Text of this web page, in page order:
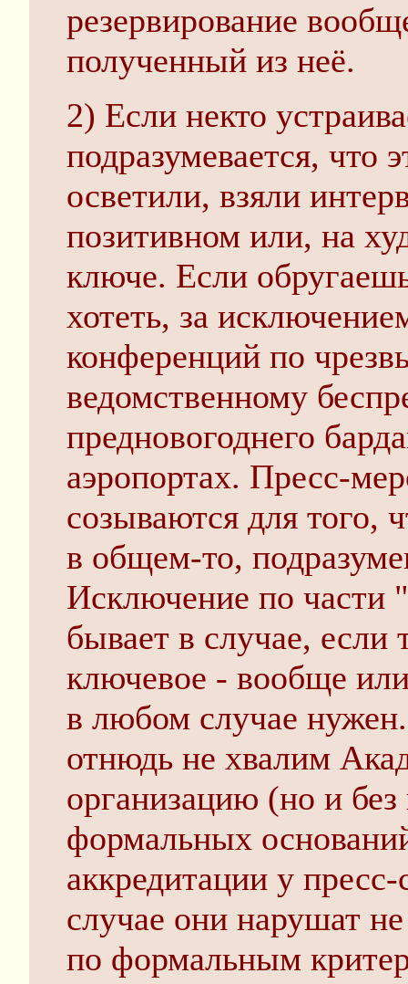
резервирование
полученный из неё.
2) Если некто
подразумевается, что
осветили, взяли
позитивном или, на
ключе. Если
хотеть, за
конференций по
ведомственному
предновогоднего
аэропортах. Пресс-
созываются для того,
в общем-то,
Исключение по части
бывает в случае, если
ключевое - вообще
в любом случае
отнюдь не хвалим
организацию (но и
формальных
аккредитации у
случае они нарушат
по формальным